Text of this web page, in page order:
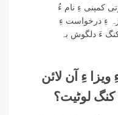
کمپنی ءِ نام ءُ
ءِ درخواست ءِ
ءَ دلگوش بہ
ءِ آن لائن
لوٹیت؟